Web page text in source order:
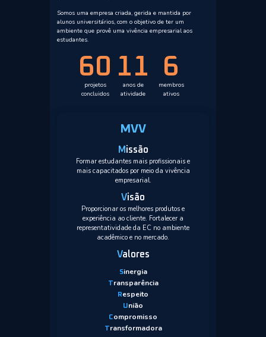
Somos uma empresa criada, gerida e mantida por
alunos universitários, com o objetivo de ter um
ambiente que provê uma vivência empresarial aos
estudantes.
60
projetos
concluidos
11
anos de
atividade
6
membros
ativos
MVV
Missão
Formar estudantes mais profissionais e
mais capacitados por meio da vivência
empresarial.
Visão
Proporcionar os melhores produtos e
experiência ao cliente. Fortalecer a
representatividade da EC no ambiente
acadêmico e no mercado.
Valores
Sinergia
Transparência
Respeito
União
Compromisso
Transformadora